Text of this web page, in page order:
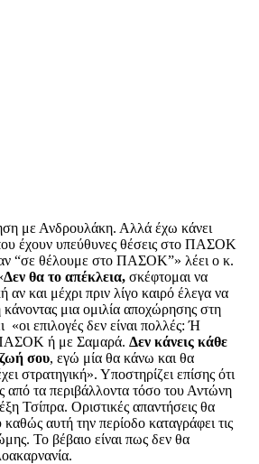
με Ανδρουλάκη. Αλλά έχω κάνει
έχουν υπεύθυνες θέσεις στο ΠΑΣΟΚ
“σε θέλουμε στο ΠΑΣΟΚ”» λέει ο κ.
Δεν θα το απέκλεια, σκέφτομαι να
αν και μέχρι πριν λίγο καιρό έλεγα να
κάνοντας μια ομιλία αποχώρησης στη
επιλογές δεν είναι πολλές: Ή
ή με Σαμαρά. Δεν κάνεις κάθε
σου, εγώ μία θα κάνω και θα
στρατηγική». Υποστηρίζει επίσης ότι
από τα περιβάλλοντα τόσο του Αντώνη
Τσίπρα. Οριστικές απαντήσεις θα
αυτή την περίοδο καταγράφει τις
Το βέβαιο είναι πως δεν θα